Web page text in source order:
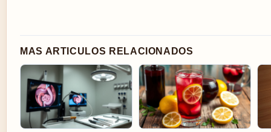
MAS ARTICULOS RELACIONADOS